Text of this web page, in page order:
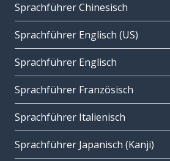
Sprachführer Chinesisch
Sprachführer Englisch (US)
Sprachführer Englisch
Sprachführer Französisch
Sprachführer Italienisch
Sprachführer Japanisch (Kanji)